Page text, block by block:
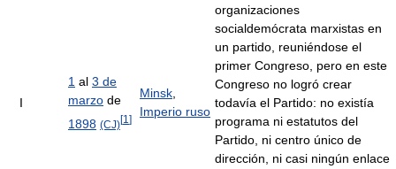
I
1 al 3 de
marzo de
1898 (CJ)[1 ]
Minsk
Imperio ruso
organizaciones
socialdemócrata marxistas en
un partido, reuniéndose el
primer Congreso, pero en este
Congreso no logró crear
todavía el Partido: no existía
programa ni estatutos del
Partido, ni centro único de
dirección, ni casi ningún enlace